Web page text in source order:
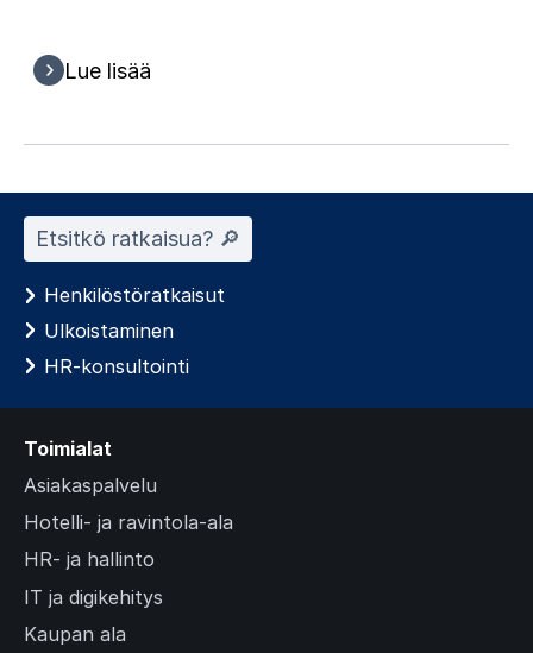
Lue lisää
Etsitkö ratkaisua? 🔎︎
Henkilöstöratkaisut
Ulkoistaminen
HR-konsultointi
Toimialat
Asiakaspalvelu
Hotelli- ja ravintola-ala
HR- ja hallinto
IT ja digikehitys
Kaupan ala